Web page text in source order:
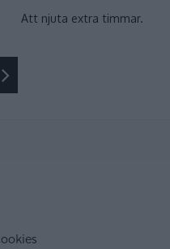
Att njuta extra timmar.